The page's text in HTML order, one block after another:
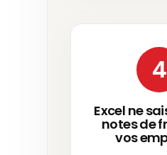
4
Excel ne
notes de
vos